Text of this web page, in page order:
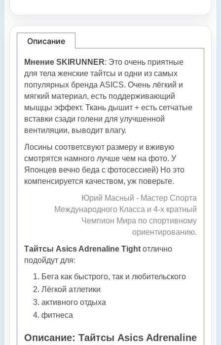
Описание
Мнение SKIRUNNER: Это очень приятные
для тела женские тайтсы и одни из самых
популярных бренда ASICS. Очень лёгкий и
мягкий материал, есть поддерживающий
мыщцы эффект. Ткань дышит + есть сетчатые
вставки сзади голени для улучшенной
вентиляции, выводит влагу.
Лосины соответсвуют размеру и вживую
смотрятся намного лучше чем на фото. У
Японцев вечно беда с фотосессией) Но это
компенсируется качеством, уж поверьте.
Юрий Масный - Мастер Спорта
Международного Класса и 4-х кратный
Чемпион Мира по спортивному
ориентированию.
Тайтсы Asics Adrenaline Tight отлично
подойдут для:
Бега как быстрого, так и любительского
Лёгкой атлетики
активного отдыха
фитнеса
Описание: Тайтсы Asics Adrenaline